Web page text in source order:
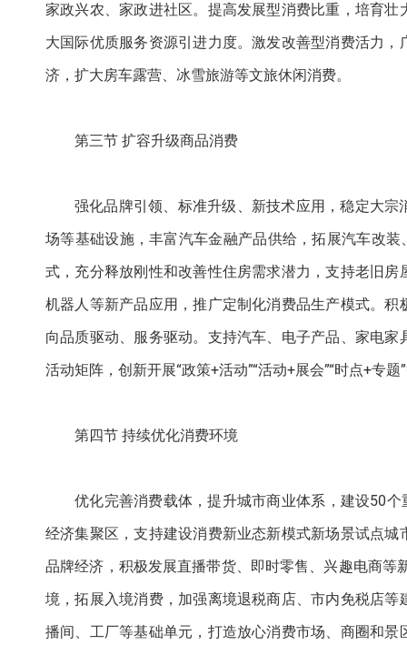
家政兴农、家政进社区。提高发展型消费比重，培育
大国际优质服务资源引进力度。激发改善型消费活力
济，扩大房车露营、冰雪旅游等文旅休闲消费。
第三节 扩容升级商品消费
强化品牌引领、标准升级、新技术应用，稳定大
场等基础设施，丰富汽车金融产品供给，拓展汽车改
式，充分释放刚性和改善性住房需求潜力，支持老旧
机器人等新产品应用，推广定制化消费品生产模式。
向品质驱动、服务驱动。支持汽车、电子产品、家电
活动矩阵，创新开展“政策+活动”“活动+展会”“时点+专
第四节 持续优化消费环境
优化完善消费载体，提升城市商业体系，建设50
经济集聚区，支持建设消费新业态新模式新场景试点
品牌经济，积极发展直播带货、即时零售、兴趣电商等
境，拓展入境消费，加强离境退税商店、市内免税店
播间、工厂等基础单元，打造放心消费市场、商圈和